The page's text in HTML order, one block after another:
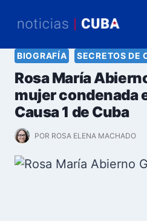
BIOGRAFÍA SECRETOS DE
Rosa María
mujer condenada
Causa 1 de Cuba
POR ROSA ELENA MACHADO